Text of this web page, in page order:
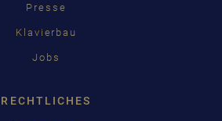
Presse
Klavierbau
Jobs
RECHTLICHES